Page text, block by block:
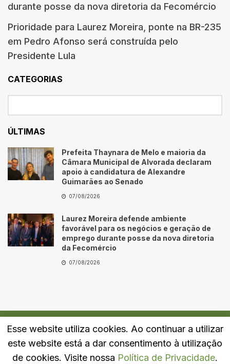
durante posse da nova diretoria da Fecomércio
Prioridade para Laurez Moreira, ponte na BR-235
em Pedro Afonso será construída pelo
Presidente Lula
CATEGORIAS
ÚLTIMAS
Prefeita Thaynara de Melo e maioria da
Câmara Municipal de Alvorada declaram
apoio à candidatura de Alexandre
Guimarães ao Senado
07/08/2026
Laurez Moreira defende ambiente
favorável para os negócios e geração de
emprego durante posse da nova diretoria
da Fecomércio
07/08/2026
Quem Somos Fale Conosco Política de Privacidade
Esse website utiliza cookies. Ao continuar a utilizar
este website está a dar consentimento à utilização
de cookies. Visite nossa Política de Privacidade.